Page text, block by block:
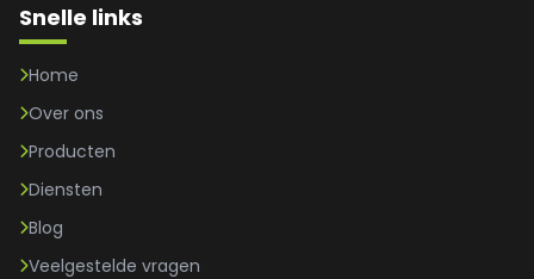
Snelle links
Home
Over ons
Producten
Diensten
Blog
Veelgestelde vragen